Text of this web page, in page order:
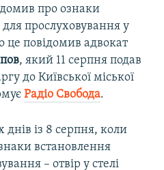
про ознаки
прослуховування у
повідомив адвокат
, який 11 серпня подав
до Київської міської
Радіо Свобода.
із 8 серпня, коли
встановлення
– отвір у стелі